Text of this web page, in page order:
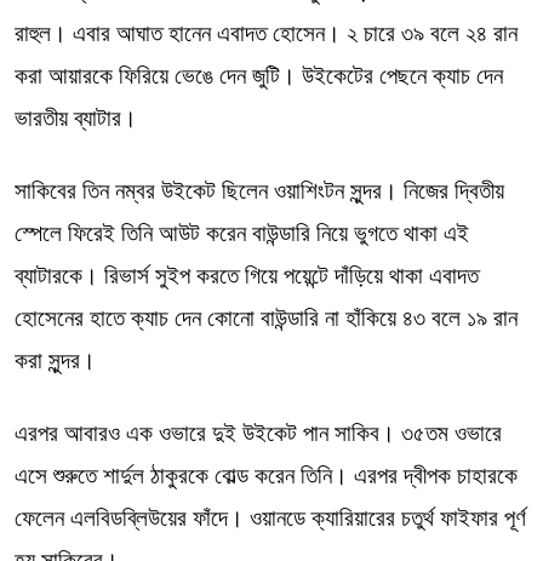
রাহুল। এবার আঘাত হানেন এবাদত হোসেন। ২ চারে ৩৯ বলে ২৪ রান
করা আয়ারকে ফিরিয়ে ভেঙে দেন জুটি। উইকেটের পেছনে ক্যাচ দেন
ভারতীয় ব্যাটার।
সাকিবের তিন নম্বর উইকেট ছিলেন ওয়াশিংটন সুন্দর। নিজের দ্বিতীয়
স্পেলে ফিরেই তিনি আউট করেন বাউন্ডারি নিয়ে ভুগতে থাকা এই
ব্যাটারকে। রিভার্স সুইপ করতে গিয়ে পয়েন্টে দাঁড়িয়ে থাকা এবাদত
হোসেনের হাতে ক্যাচ দেন কোনো বাউন্ডারি না হাঁকিয়ে ৪৩ বলে ১৯ রান
করা সুন্দর।
এরপর আবারও এক ওভারে দুই উইকেট পান সাকিব। ৩৫তম ওভারে
এসে শুরুতে শার্দুল ঠাকুরকে বোল্ড করেন তিনি। এরপর দ্বীপক চাহারকে
ফেলেন এলবিডব্লিউয়ের ফাঁদে। ওয়ানডে ক্যারিয়ারের চতুর্থ ফাইফার পূর্ণ